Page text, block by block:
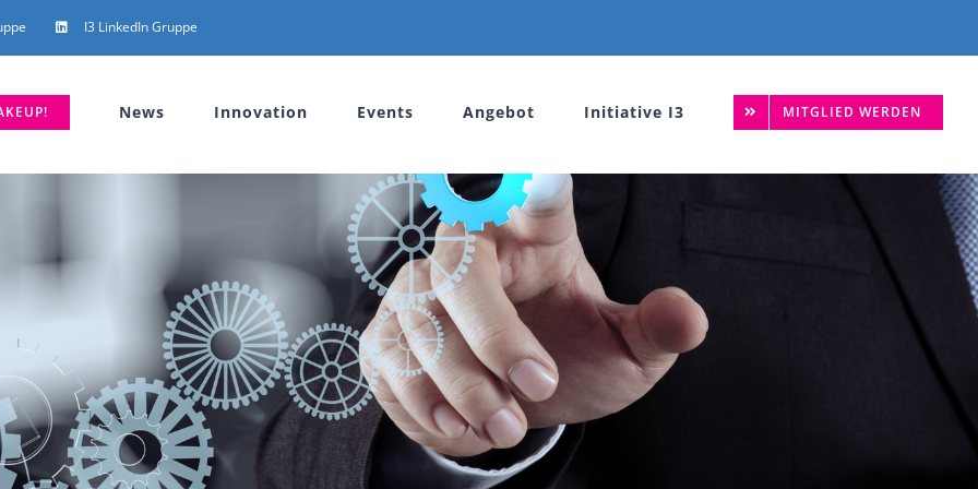
I3 LinkedIn Gruppe
News Innovation Events Angebot Initiative I3 MITGLIED WERDEN